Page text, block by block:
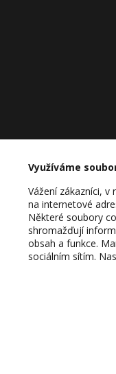
Využíváme
Vážení zákazníci,
na internetové
Některé soubory
shromažďují
obsah a funkce.
sociálním sítím.